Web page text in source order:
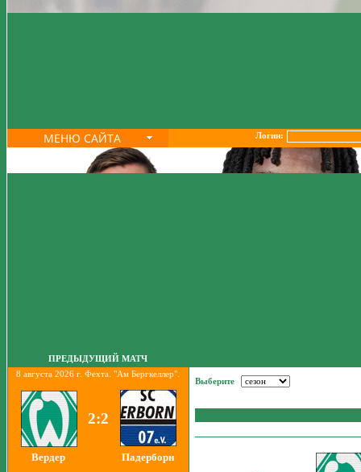
МЕНЮ САЙТА Логин:
ПРЕДЫДУЩИЙ МАТЧ
8 августа 2026 г. Фехта. "Ам Бергкеллер".
2:2
Вердер Падерборн
Выберите